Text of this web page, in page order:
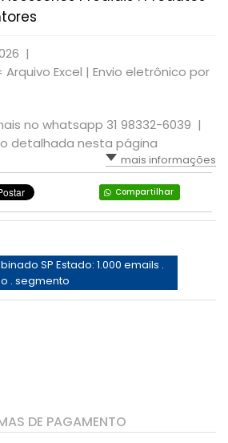
|
Excel | Envio eletrônico por
no whatsapp 31 98332-6039 |
detalhada nesta página
mais informações
Compartilhar
SP Estado: 1.000 emails .
. segmento
DE PAGAMENTO